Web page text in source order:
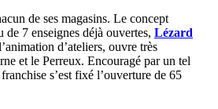
de ses magasins. Le concept
7 enseignes déjà ouvertes, Lézard
d’ateliers, ouvre très
et le Perreux. Encouragé par un tel
s’est fixé l’ouverture de 65